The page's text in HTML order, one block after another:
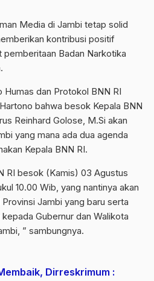
Media di Jambi tetap solid
kontribusi positif
Badan Narkotika
Humas dan Protokol BNN RI
bahwa besok Kepala BNN
Reinhard Golose, M.Si akan
yang mana ada dua agenda
Kepala BNN RI.
RI besok (Kamis) 03 Agustus
10.00 Wib, yang nantinya akan
Jambi yang baru serta
Gubernur dan Walikota
” sambungnya.
Dirreskrimum :